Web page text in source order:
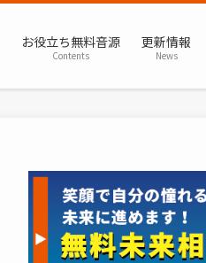
お役立ち無料音源
Contents
更新情報
News